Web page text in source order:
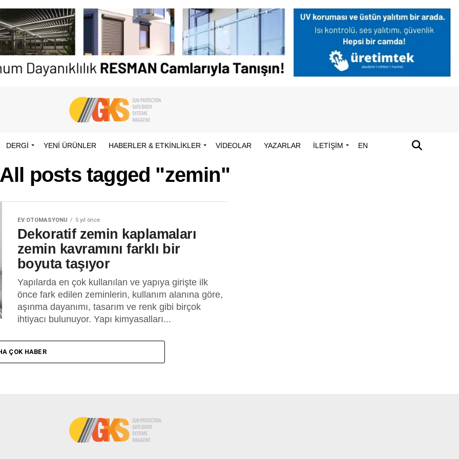
DERGİ YENI ÜRÜNLER HABERLER & ETKINLIKLER VIDEOLAR YAZARLAR İLETİŞİM EN
All posts tagged "zemin"
EV OTOMASYONU 5 yıl önce
Dekoratif zemin kaplamaları
zemin kavramını farklı bir
boyuta taşıyor
Yapılarda en çok kullanılan ve yapıya girişte ilk
önce fark edilen zeminlerin, kullanım alanına göre,
aşınma dayanımı, tasarım ve renk gibi birçok
ihtiyacı bulunuyor. Yapı kimyasalları...
ÇOK HABER